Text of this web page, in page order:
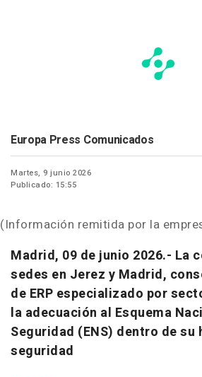
Europa Press Comunicados
Martes, 9 junio 2026
Publicado: 15:55
(Información remitida por la
Madrid, 09 de junio 2026.- La
sedes en Jerez y Madrid,
de ERP especializado por
la adecuación al Esquema
Seguridad (ENS) dentro de su
seguridad